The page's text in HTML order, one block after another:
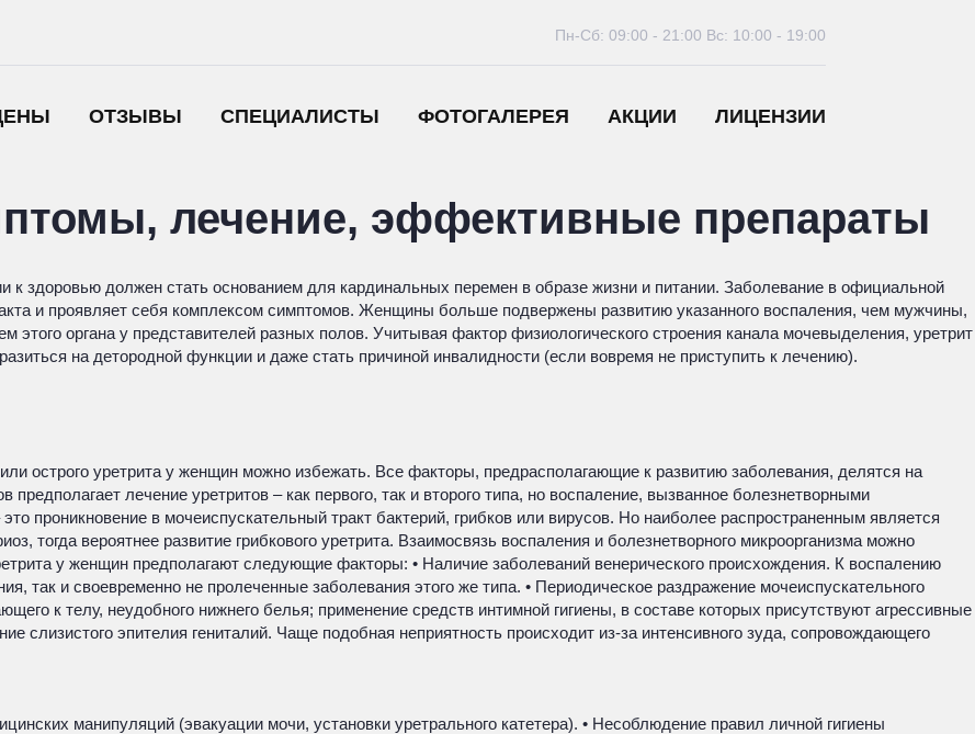
ОТЗЫВЫ СПЕЦИАЛИСТЫ ФОТОГАЛЕРЕЯ АКЦИИ ЛИЦЕНЗИИ
Пн-Сб: 09:00 - 21:00 Вс: 10:00 - 19:00
лечение, эффективные препараты
к здоровью должен стать основанием для кардинальных перемен в образе жизни и питании. Заболевание в официальной
и проявляет себя комплексом симптомов. Женщины больше подвержены развитию указанного воспаления, чем мужчины,
органа у представителей разных полов. Учитывая фактор физиологического строения канала мочевыделения, уретрит
на детородной функции и даже стать причиной инвалидности (если вовремя не приступить к лечению).
острого уретрита у женщин можно избежать. Все факторы, предрасполагающие к развитию заболевания, делятся на
лечение уретритов – как первого, так и второго типа, но воспаление, вызванное болезнетворными
проникновение в мочеиспускательный тракт бактерий, грибков или вирусов. Но наиболее распространенным является
тогда вероятнее развитие грибкового уретрита. Взаимосвязь воспаления и болезнетворного микроорганизма можно
у женщин предполагают следующие факторы: • Наличие заболеваний венерического происхождения. К воспалению
так и своевременно не пролеченные заболевания этого же типа. • Периодическое раздражение мочеиспускательного
к телу, неудобного нижнего белья; применение средств интимной гигиены, в составе которых присутствуют агрессивные
слизистого эпителия гениталий. Чаще подобная неприятность происходит из-за интенсивного зуда, сопровождающего
манипуляций (эвакуации мочи, установки уретрального катетера). • Несоблюдение правил личной гигиены